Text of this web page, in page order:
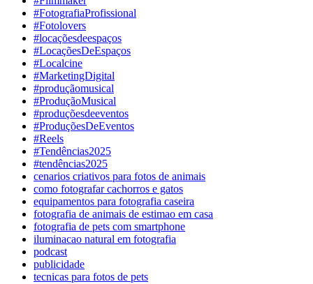
#FotografiaProfissional
#Fotolovers
#locaçõesdeespaços
#LocaçõesDeEspaços
#Localcine
#MarketingDigital
#produçãomusical
#ProduçãoMusical
#produçõesdeeventos
#ProduçõesDeEventos
#Reels
#Tendências2025
#tendências2025
cenarios criativos para fotos de animais
como fotografar cachorros e gatos
equipamentos para fotografia caseira
fotografia de animais de estimao em casa
fotografia de pets com smartphone
iluminacao natural em fotografia
podcast
publicidade
tecnicas para fotos de pets